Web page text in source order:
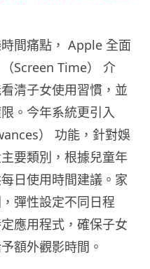
間痛點， Apple 全面
Screen Time） 介
清子女使用習慣，並
。今年系統更引入
） 功能，針對娛
要類別，根據兒童年
日使用時間建議。家
彈性設定不同日程
應用程式，確保子女
額外觀影時間。